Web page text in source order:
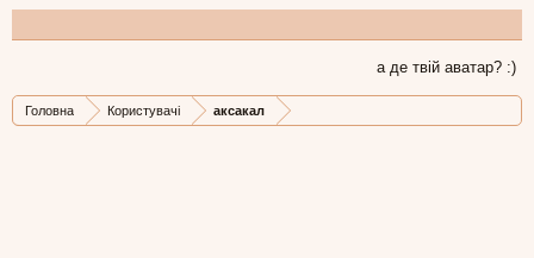
а де твій аватар? :)
Головна Користувачі аксакал